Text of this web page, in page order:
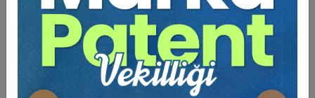
vardır. Türkiye'nin ilk tıp hukuku yüksek lisans ve
doktora programlarını kurmuş olup, Türkiye'nin ilk Tıp
Hukuku Dergisi'nin de editörlüğünü yürütmektedir.
Her yıl düzenli olarak gerçekleştirilen ve bu sene
onbeşincisi planlanan Türk Alman Tıp Hukuku
Sempozyumlarının ve iki yılda bir düzenlenen